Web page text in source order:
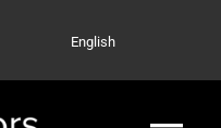
English